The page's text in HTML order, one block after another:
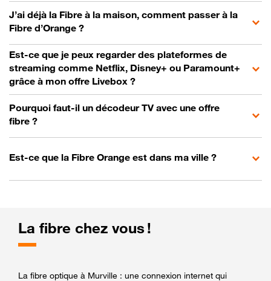
J’ai déjà la Fibre à la maison, comment passer à la
Fibre d’Orange ?
Est-ce que je peux regarder des plateformes de
streaming comme Netflix, Disney+ ou Paramount+
grâce à mon offre Livebox ?
Pourquoi faut-il un décodeur TV avec une offre
fibre ?
Est-ce que la Fibre Orange est dans ma ville ?
La fibre chez vous !
La fibre optique à Murville : une connexion internet qui